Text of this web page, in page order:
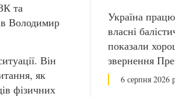
Україна
власні
показали
звернення
6 серпня 2026
та
Володимир
Він
як
фізичних